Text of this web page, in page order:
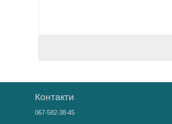
Контакти
067-582-38-45